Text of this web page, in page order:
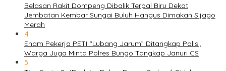
Belasan Rakit Dompeng Dibalik Terpal Biru Dekat
Jembatan Kembar Sungai Buluh Hangus Dimakan Sijago
Merah
4
Enam Pekerja PETI “Lubang Jarum” Ditangkap Polisi,
Warga Juga Minta Polres Bungo Tangkap Januri CS
5